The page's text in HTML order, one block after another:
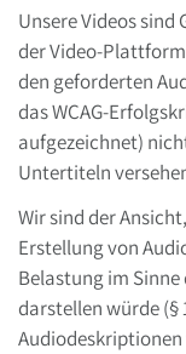
Unsere Videos
der Video-
den geforderten
das WCAG-
aufgezeichnet)
Untertiteln
Wir sind der
Erstellung von
Belastung im
darstellen würde (§